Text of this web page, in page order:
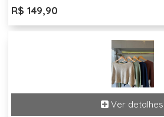
R$ 149,90